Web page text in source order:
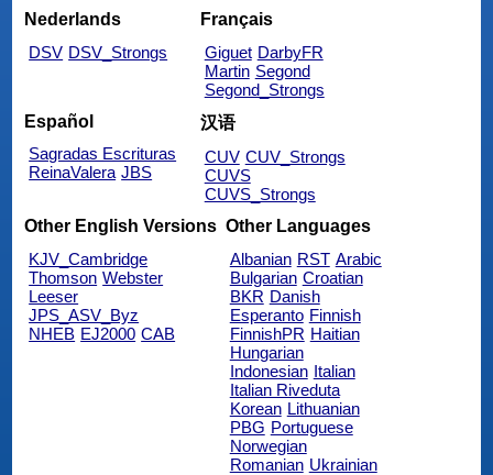
Nederlands
DSV DSV_Strongs
Français
Giguet DarbyFR
Martin Segond
Segond_Strongs
Español
Sagradas Escrituras
ReinaValera JBS
汉语
CUV CUV_Strongs
CUVS
CUVS_Strongs
Other English Versions
KJV_Cambridge
Thomson Webster
Leeser
JPS_ASV_Byz
NHEB EJ2000 CAB
Other Languages
Albanian RST Arabic
Bulgarian Croatian
BKR Danish
Esperanto Finnish
FinnishPR Haitian
Hungarian
Indonesian Italian
Italian Riveduta
Korean Lithuanian
PBG Portuguese
Norwegian
Romanian Ukrainian